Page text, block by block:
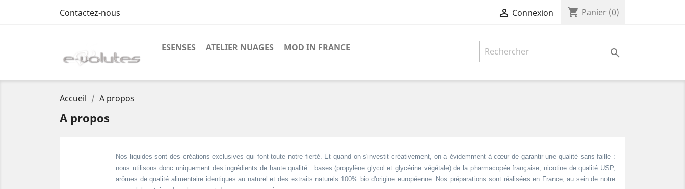
Contactez-nous  Connexion shopping_cart Panier (0)
ESENSES ATELIER NUAGES MOD IN FRANCE 
Accueil A propos
A propos
Nos liquides sont des créations exclusives qui font toute notre fierté. Et quand on s'investit créativement, on a évidemment à cœur de garantir une qualité sans faille :
nous utilisons donc uniquement des ingrédients de haute qualité : bases (propylène glycol et glycérine végétale) de la pharmacopée française, nicotine de qualité USP,
arômes de qualité alimentaire identiques au naturel et des extraits naturels 100% bio d'origine européenne. Nos préparations sont réalisées en France, au sein de notre